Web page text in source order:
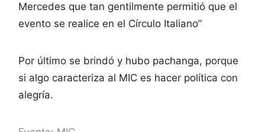
Mercedes que tan gentilmente permitió que el
evento se realice en el Círculo Italiano”
Por último se brindó y hubo pachanga, porque
si algo caracteriza al MIC es hacer política con
alegría.